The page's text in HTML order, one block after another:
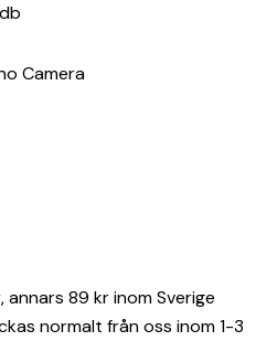
Camera
annars 89 kr inom Sverige
normalt från oss inom 1-3